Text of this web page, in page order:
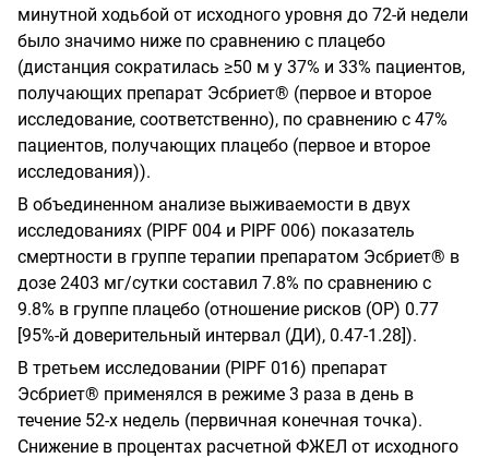
минутной ходьбой от исходного уровня до 72-й недели
было значимо ниже по сравнению с плацебо
(дистанция сократилась ≥50 м у 37% и 33% пациентов,
получающих препарат Эсбриет® (первое и второе
исследование, соответственно), по сравнению с 47%
пациентов, получающих плацебо (первое и второе
исследования)).
В объединенном анализе выживаемости в двух
исследованиях (PIPF 004 и PIPF 006) показатель
смертности в группе терапии препаратом Эсбриет® в
дозе 2403 мг/сутки составил 7.8% по сравнению с
9.8% в группе плацебо (отношение рисков (ОР) 0.77
[95%-й доверительный интервал (ДИ), 0.47-1.28]).
В третьем исследовании (PIPF 016) препарат
Эсбриет® применялся в режиме 3 раза в день в
течение 52-х недель (первичная конечная точка).
Снижение в процентах расчетной ФЖЕЛ от исходного